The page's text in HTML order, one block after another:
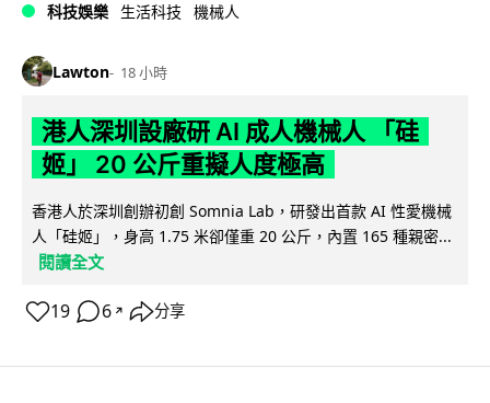
科技娛樂 生活科技 機械人
Lawton 18 小時
港人深圳設廠研 AI 成人機械人 「硅
姬」 20 公斤重擬人度極高
香港人於深圳創辦初創 Somnia Lab，研發出首款 AI 性愛機械
人「硅姬」，身高 1.75 米卻僅重 20 公斤，內置 165 種親密...
閱讀全文
19 6 ↗ 分享